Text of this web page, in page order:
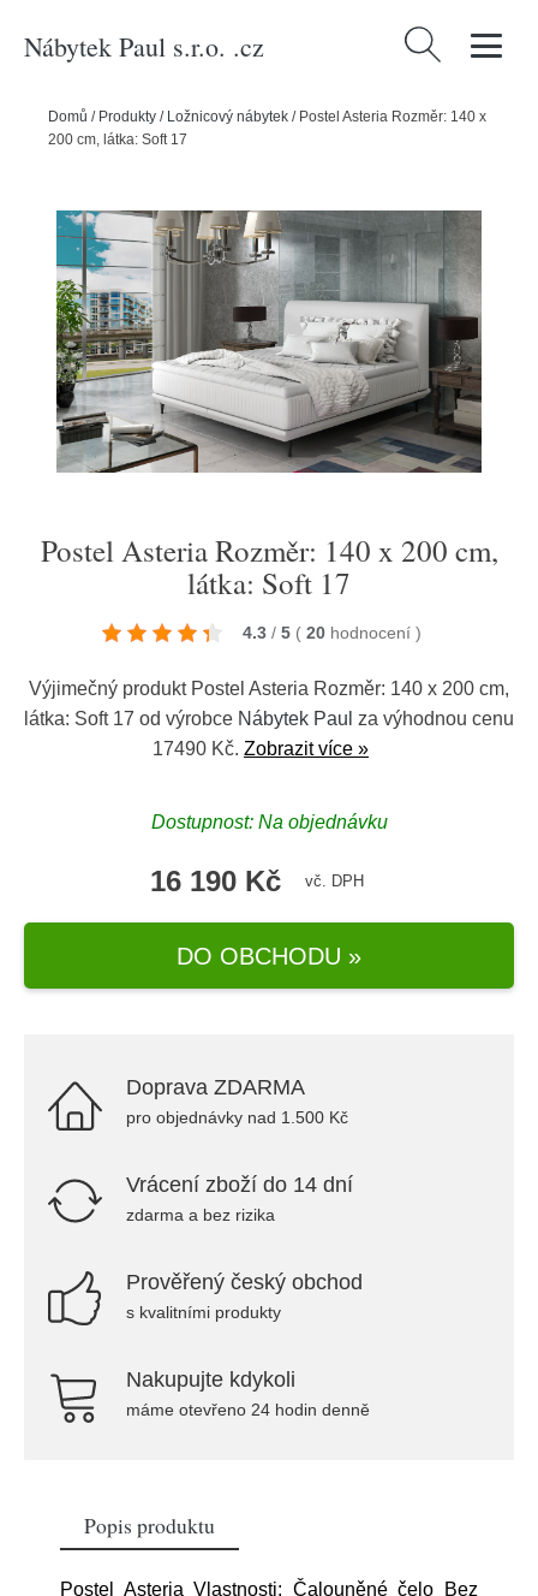
Nábytek Paul s.r.o. .cz Vyhledávání
Domů / Produkty / Ložnicový nábytek / Postel Asteria Rozměr: 140 x
200 cm, látka: Soft 17
Postel Asteria Rozměr: 140 x 200 cm,
látka: Soft 17
4.3 / 5 ( 20 hodnocení )
Výjimečný produkt Postel Asteria Rozměr: 140 x 200 cm,
látka: Soft 17 od výrobce Nábytek Paul za výhodnou cenu
17490 Kč. Zobrazit více »
Dostupnost: Na objednávku
16 190 Kč vč. DPH
DO OBCHODU »
Doprava ZDARMA
pro objednávky nad 1.500 Kč
Vrácení zboží do 14 dní
zdarma a bez rizika
Prověřený český obchod
s kvalitními produkty
Nakupujte kdykoli
máme otevřeno 24 hodin denně
Popis produktu
Postel Asteria Vlastnosti: Čalouněné čelo Bez